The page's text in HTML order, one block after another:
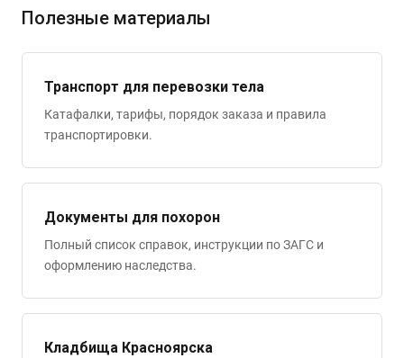
обращения. Мы держим резервные слоты. Если всё
занято, предложим альтернативу: открытую площадку
с навесом или перенос на утро следующего дня.
Полезные материалы
Транспорт для перевозки тела
Катафалки, тарифы, порядок заказа и правила
транспортировки.
Документы для похорон
Полный список справок, инструкции по ЗАГС и
оформлению наследства.
Кладбища Красноярска